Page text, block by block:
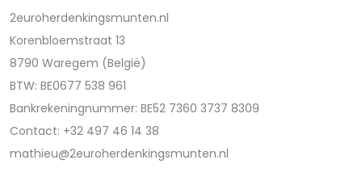
2euroherdenkingsmunten.nl
Korenbloemstraat 13
8790 Waregem (België)
BTW: BE0677 538 961
Bankrekeningnummer: BE52 7360 3737 8309
Contact: +32 497 46 14 38
mathieu@2euroherdenkingsmunten.nl